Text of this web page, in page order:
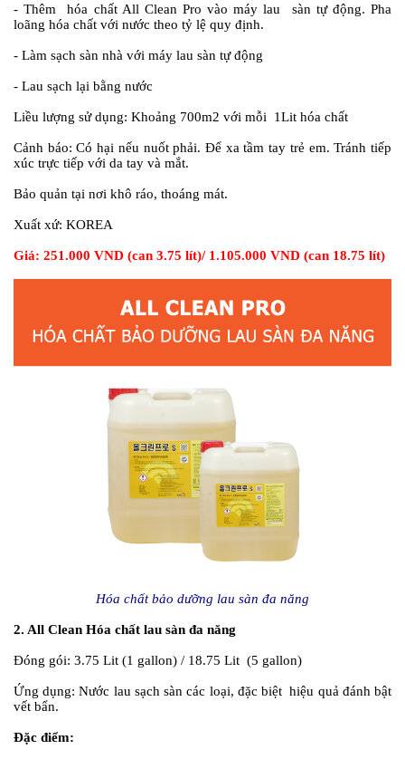
- Thêm hóa chất All Clean Pro vào máy lau sàn tự động. Pha
loãng hóa chất với nước theo tỷ lệ quy định.
- Làm sạch sàn nhà với máy lau sàn tự động
- Lau sạch lại bằng nước
Liều lượng sử dụng: Khoảng 700m2 với mỗi 1Lit hóa chất
Cảnh báo: Có hại nếu nuốt phải. Để xa tầm tay trẻ em. Tránh tiếp
xúc trực tiếp với da tay và mắt.
Bảo quản tại nơi khô ráo, thoáng mát.
Xuất xứ: KOREA
Giá: 251.000 VND (can 3.75 lít)/ 1.105.000 VND (can 18.75 lít)
Hóa chất bảo dưỡng lau sàn đa năng
2. All Clean Hóa chất lau sàn đa năng
Đóng gói: 3.75 Lit (1 gallon) / 18.75 Lit (5 gallon)
Ứng dụng: Nước lau sạch sàn các loại, đặc biệt hiệu quả đánh bật
vết bẩn.
Đặc điểm: